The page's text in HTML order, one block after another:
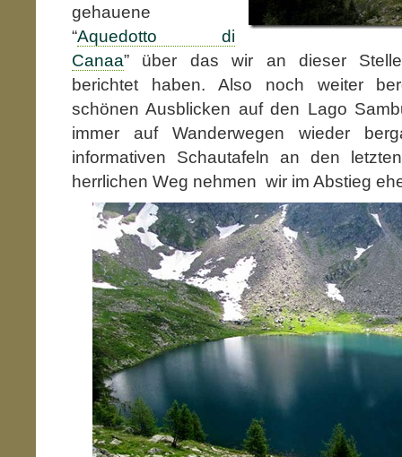
gehauene
“Aquedotto di
Canaa” über das wir an dieser
berichtet haben. Also noch weiter
schönen Ausblicken auf den Lago
immer auf Wanderwegen wieder
informativen Schautafeln an den
herrlichen Weg nehmen wir im Abstieg